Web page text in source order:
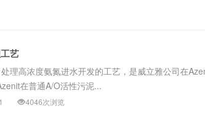
艺
理高浓度氨氮进水开发的工艺，是威立雅公司在
在普通A/O活性污泥...
4046次浏览